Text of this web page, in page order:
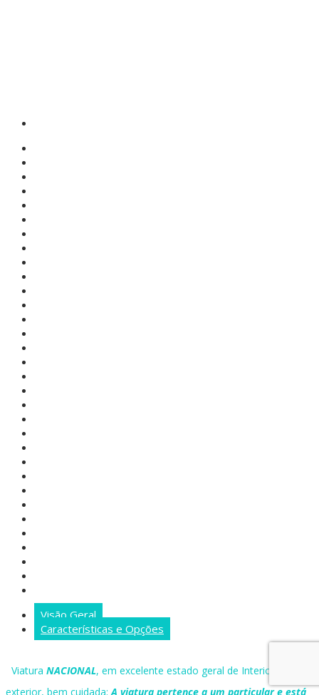
Visão Geral
Características e Opções
Viatura NACIONAL, em excelente estado geral de Interior e
exterior, bem cuidada;A viatura pertence a um particular e está